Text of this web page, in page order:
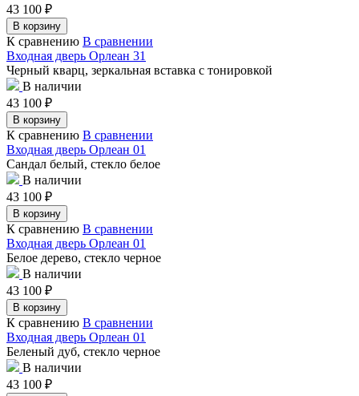
43 100 ₽
В корзину
К сравнению В сравнении
Входная дверь Орлеан 31
Черный кварц, зеркальная вставка с тонировкой
В наличии
43 100 ₽
В корзину
К сравнению В сравнении
Входная дверь Орлеан 01
Сандал белый, стекло белое
В наличии
43 100 ₽
В корзину
К сравнению В сравнении
Входная дверь Орлеан 01
Белое дерево, стекло черное
В наличии
43 100 ₽
В корзину
К сравнению В сравнении
Входная дверь Орлеан 01
Беленый дуб, стекло черное
В наличии
43 100 ₽